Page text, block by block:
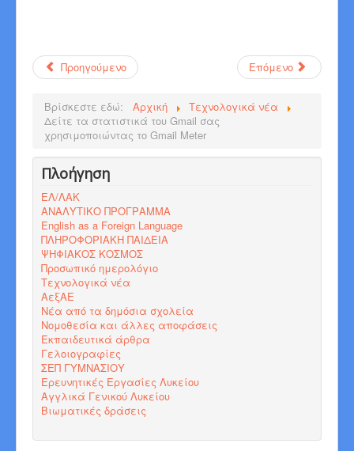
Προηγούμενο Επόμενο
Βρίσκεστε εδώ: Αρχική
Τεχνολογικά νέα
Δείτε τα στατιστικά του Gmail σας
χρησιμοποιώντας το Gmail Meter
Πλοήγηση
ΕΛ/ΛΑΚ
ΑΝΑΛΥΤΙΚΟ ΠΡΟΓΡΑΜΜΑ
English as a Foreign Language
ΠΛΗΡΟΦΟΡΙΑΚΗ ΠΑΙΔΕΙΑ
ΨΗΦΙΑΚΟΣ ΚΟΣΜΟΣ
Προσωπικό ημερολόγιο
Τεχνολογικά νέα
ΑεξΑΕ
Νέα από τα δημόσια σχολεία
Νομοθεσία και άλλες αποφάσεις
Εκπαιδευτικά άρθρα
Γελοιογραφίες
ΣΕΠ ΓΥΜΝΑΣΙΟΥ
Ερευνητικές Εργασίες Λυκείου
Αγγλικά Γενικού Λυκείου
Βιωματικές δράσεις